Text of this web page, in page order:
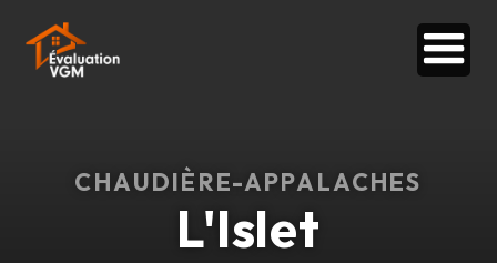
CHAUDIÈRE-APPALACHES
L'Islet